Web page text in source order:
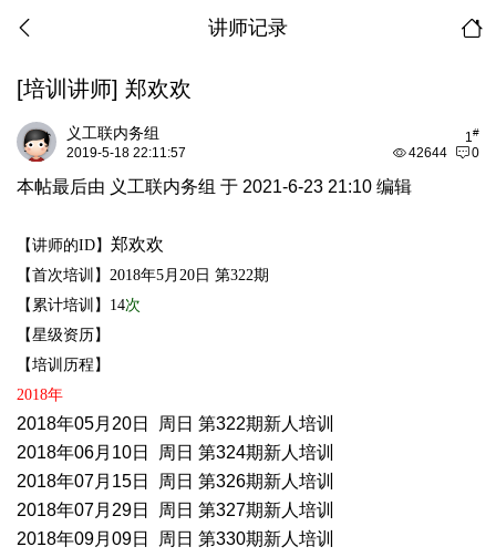
讲师记录
[培训讲师] 郑欢欢
1#
义工联内务组
42644 0
2019-5-18 22:11:57
本帖最后由 义工联内务组 于 2021-6-23 21:10 编辑
【讲师的ID】 郑欢欢
【首次培训】 2018年5月 20 日 第322期
【累计培训】 14次
【星级资历】
【培训历程】
2018年
2018年05月20日 周 日 第322期新人培训
2018年06月10日 周 日 第324期新人培训
2018年07月15日 周 日 第326期新人培训
2018年07月29日 周 日 第327期新人培训
2018年09月09日 周 日 第330期新人培训